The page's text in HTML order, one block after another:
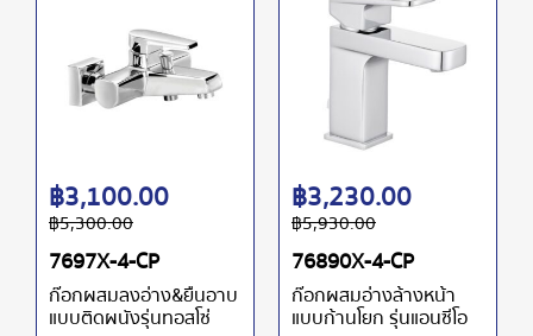
7697X-4-CP
ก๊อกผสมลงอ่าง&ยืนอาบ
แบบติดผนังรุ่นทอสโซ่
฿5,300.00
฿3,100.00
76890X-4-CP
ก๊อกผสมอ่างล้างหน้า
แบบก้านโยก รุ่นแอนซีโอ
฿5,930.00
฿3,230.00